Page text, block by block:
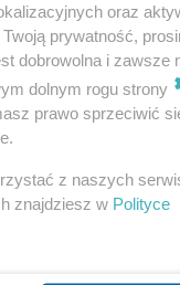
oraz
prywatność,
dobrowolna i zawsze
dolnym rogu strony
prawo sprzeciwić
z naszych
znajdziesz w Polityce